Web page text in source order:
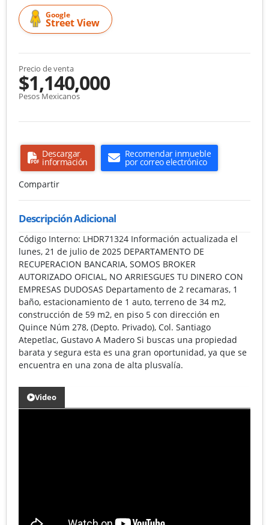
Google
Street View
Precio de venta
$1,140,000
Pesos Mexicanos
Descargar
información
Recomendar inmueble
por correo electrónico
Compartir
Descripción Adicional
Código Interno: LHDR71324 Información actualizada el
lunes, 21 de julio de 2025 DEPARTAMENTO DE
RECUPERACION BANCARIA, SOMOS BROKER
AUTORIZADO OFICIAL, NO ARRIESGUES TU DINERO CON
EMPRESAS DUDOSAS Departamento de 2 recamaras, 1
baño, estacionamiento de 1 auto, terreno de 34 m2,
construcción de 59 m2, en piso 5 con dirección en
Quince Núm 278, (Depto. Privado), Col. Santiago
Atepetlac, Gustavo A Madero Si buscas una propiedad
barata y segura esta es una gran oportunidad, ya que se
encuentra en una zona de alta plusvalía.
Video